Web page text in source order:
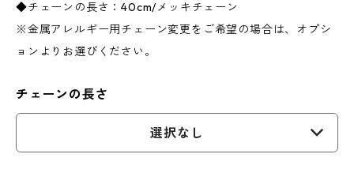
◆チェーンの長さ：40cm/メッキチェーン
※金属アレルギー用チェーン変更をご希望の場合は、オプシ
ョンよりお選びください。
チェーンの長さ
選択なし